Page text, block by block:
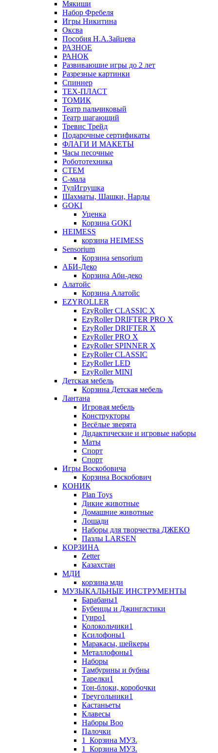
Мякиши
Набор Фребеля
Игры Никитина
Оксва
Пособия Н.А.Зайцева
РАЗНОЕ
РАНОК
Развиваюшие игры до 2 лет
Разрезные картинки
Спиннер
ТЕХ-ПЛАСТ
ТОМИК
Театр пальчиковый
Театр шагающий
Тревис Трейд
Подарочные сертификаты
ФЛАГИ И МАКЕТЫ
Часы песочные
Робототехника
СТЕМ
С-мала
ТулИгрушка
Шахматы, Шашки, Нарды
GOKI
Уценка
Корзина GOKI
HEIMESS
корзина HEIMESS
Sensorium
Корзина sensorium
АБИ-Деко
Корзина Аби-деко
Алатойс
Корзина Алатойс
EZYROLLER
EzyRoller CLASSIC X
EzyRoller DRIFTER PRO X
EzyRoller DRIFTER X
EzyRoller PRO X
EzyRoller SPINNER X
EzyRoller CLASSIC
EzyRoller LED
EzyRoller MINI
Детская мебель
Корзина Детская мебель
Лантана
Игровая мебель
Конструкторы
Весёлые зверята
Дидактические и игровые наборы
Маты
Спорт
Спорт
Игры Воскобовича
Корзина Воскобович
КОНИК
Plan Toys
Дикие животные
Домашние животные
Лошади
Наборы для творчества ДЖЕКО
Пазлы LARSEN
КОРЗИНА
Zetter
Казахстан
МДИ
корзина мди
МУЗЫКАЛЬНЫЕ ИНСТРУМЕНТЫ
Барабаны1
Бубенцы и Джинглстики
Гуиро1
Колокольчики1
Ксилофоны1
Маракасы, шейкеры
Металлофоны1
Наборы
Тамбурины и бубны
Тарелки1
Тон-блоки, коробочки
Треугольники1
Кастаньеты
Клавесы
Наборы Boo
Палочки
1_Корзина МУЗ.
1_Корзина МУЗ.